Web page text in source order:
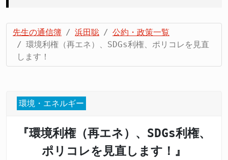
先生の通信簿 浜田聡
公約・政策一覧
環境利権（再エネ）、SDGs利権、ポリコレを見直
します！
環境・エネルギー
『環境利権（再エネ）、SDGs利権、
ポリコレを見直します！』